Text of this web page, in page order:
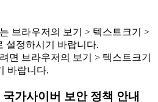
브라우저의 보기 > 텍스트크기 >
설정하시기 바랍니다.
면 브라우저의 보기 > 텍스트크기
바랍니다.
가사이버 보안 정책 안내